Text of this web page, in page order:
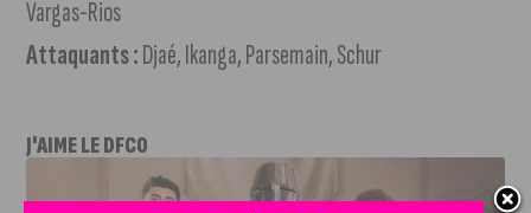
Vargas-Rios
Attaquants :Djaé, Ikanga, Parsemain, Schur
J'AIME LE DFCO